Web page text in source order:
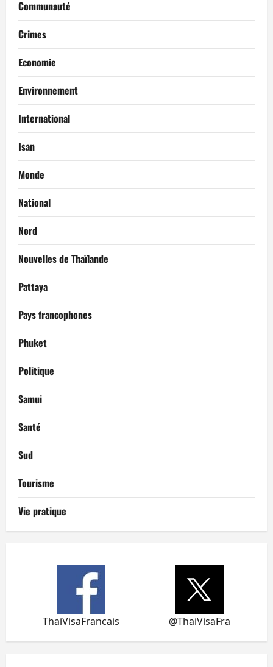
Communauté
Crimes
Economie
Environnement
International
Isan
Monde
National
Nord
Nouvelles de Thaïlande
Pattaya
Pays francophones
Phuket
Politique
Samui
Santé
Sud
Tourisme
Vie pratique
ThaiVisaFrancais @ThaiVisaFra